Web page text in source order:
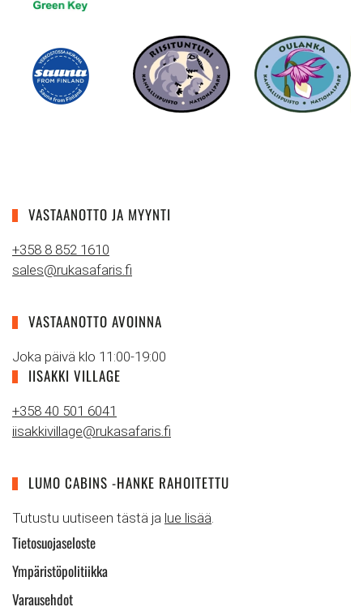
VASTAANOTTO JA MYYNTI
+358 8 852 1610
sales@rukasafaris.fi
VASTAANOTTO AVOINNA
Joka päivä klo 11:00-19:00
IISAKKI VILLAGE
+358 40 501 6041
iisakkivillage@rukasafaris.fi
LUMO CABINS -HANKE RAHOITETTU
Tutustu uutiseen tästä ja lue lisää.
Tietosuojaseloste
Ympäristöpolitiikka
Varausehdot